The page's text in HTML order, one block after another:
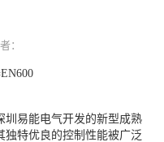
：
圳易能电气开发的新型成熟
独特优良的控制性能被广泛